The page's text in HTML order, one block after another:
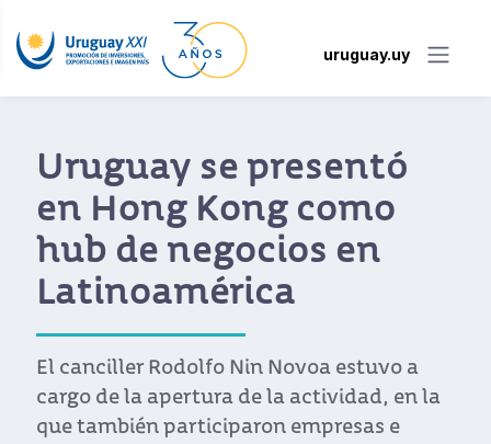
uruguay.uy
Uruguay se presentó
en Hong Kong como
hub de negocios en
Latinoamérica
El canciller Rodolfo Nin Novoa estuvo a
cargo de la apertura de la actividad, en la
que también participaron empresas e